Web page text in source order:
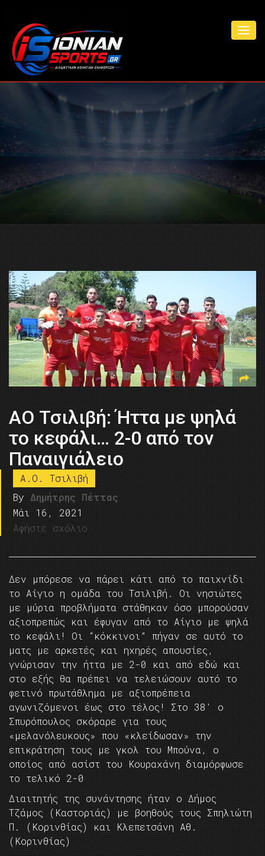
ΑΟ Τσιλιβή: Ήττα με ψηλά
το κεφάλι… 2-0 από τον
Παναιγιάλειο
Α.Ο. Τσιλιβή
By Δημήτρης Πέττας
Μάι 16, 2021
Αφήστε σχόλιο
Δεν μπόρεσε να πάρει κάτι από το παιχνίδι
το Αίγιο η ομάδα του Τσιλιβή. Οι νησιώτες
με μύρια προβλήματα στάθηκαν όσο μπορούσαν
αξιοπρεπώς και έφυγαν από το Αίγιο με ψηλά
το κεφάλι! Οι “κόκκινοι” πήγαν σε αυτό το
ματς με αρκετές και ηχηρές απουσίες,
γνώρισαν την ήττα με 2-0 και από εδώ και
στο εξής θα πρέπει να τελειώσουν αυτό το
φετινό πρωτάθλημα με αξιοπρέπεια
αγωνιζόμενοι έως στο τέλος! Στο 38′ ο
Σπυρόπουλος σκόραρε για τους
«μελανόλευκους» που «κλείδωσαν» την
επικράτηση τους με γκολ του Μπούνα, ο
οποίος από ασίστ του Κουραχάνη διαμόρφωσε
το τελικό 2-0
Διαιτητής της συνάντησης ήταν ο Δήμος
Τζάμος (Καστοριάς) με βοηθούς τους Σπηλιώτη
Π. (Κορινθίας) και Κλεπετσάνη Αθ.
(Κορινθίας)